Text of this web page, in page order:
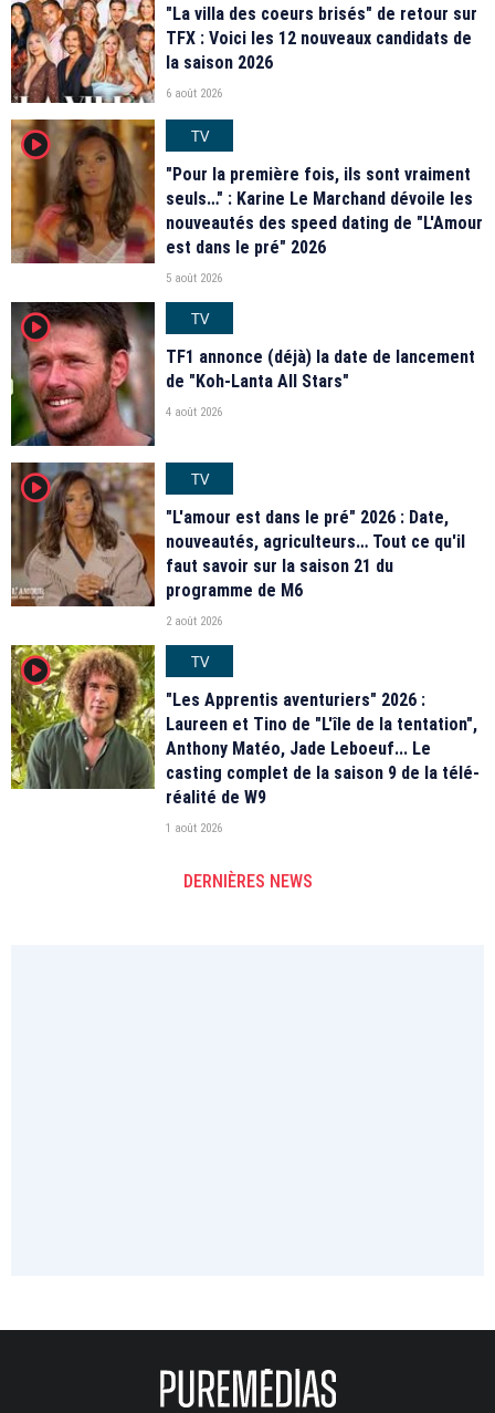
"La villa des coeurs brisés" de retour sur
TFX : Voici les 12 nouveaux candidats de
la saison 2026
6 août 2026
player2
TV
"Pour la première fois, ils sont vraiment
seuls…" : Karine Le Marchand dévoile les
nouveautés des speed dating de "L'Amour
est dans le pré" 2026
5 août 2026
player2
TV
TF1 annonce (déjà) la date de lancement
de "Koh-Lanta All Stars"
4 août 2026
player2
TV
"L'amour est dans le pré" 2026 : Date,
nouveautés, agriculteurs… Tout ce qu'il
faut savoir sur la saison 21 du
programme de M6
2 août 2026
player2
TV
"Les Apprentis aventuriers" 2026 :
Laureen et Tino de "L'île de la tentation",
Anthony Matéo, Jade Leboeuf... Le
casting complet de la saison 9 de la télé-
réalité de W9
1 août 2026
DERNIÈRES NEWS